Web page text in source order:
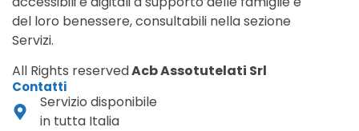
del loro benessere, consultabili nella sezione
Servizi.
All Rights reservedAcb Assotutelati Srl
Contatti
Servizio disponibile
in tutta Italia